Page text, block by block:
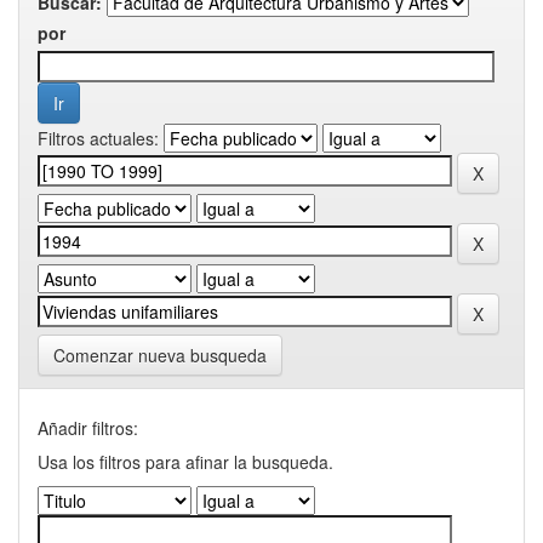
por
Filtros actuales:
Comenzar nueva busqueda
Añadir filtros:
Usa los filtros para afinar la busqueda.